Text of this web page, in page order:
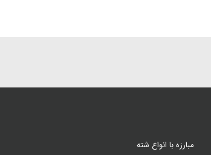
مبارزه با انواع شته